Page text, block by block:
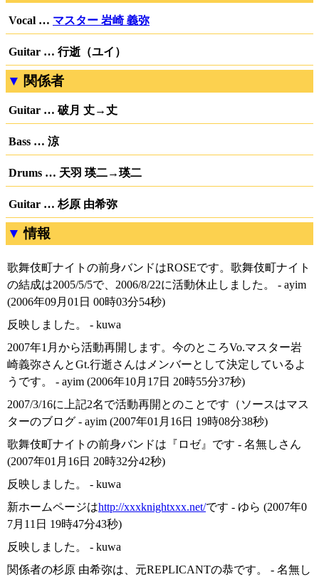
Vocal … マスター 岩崎 義弥
Guitar … 行逝（ユイ）
関係者
Guitar … 破月 丈→丈
Bass … 涼
Drums … 天羽 瑛二→瑛二
Guitar … 杉原 由希弥
情報
歌舞伎町ナイトの前身バンドはROSEです。歌舞伎町ナイト
の結成は2005/5/5で、2006/8/22に活動休止しました。 - ayim
(2006年09月01日 00時03分54秒)
反映しました。 - kuwa
2007年1月から活動再開します。今のところVo.マスター岩
崎義弥さんとGt.行逝さんはメンバーとして決定しているよ
うです。 - ayim (2006年10月17日 20時55分37秒)
2007/3/16に上記2名で活動再開とのことです（ソースはマス
ターのブログ - ayim (2007年01月16日 19時08分38秒)
歌舞伎町ナイトの前身バンドは『ロゼ』です - 名無しさん
(2007年01月16日 20時32分42秒)
反映しました。 - kuwa
新ホームページはhttp://xxxknightxxx.net/です - ゆら (2007年0
7月11日 19時47分43秒)
反映しました。 - kuwa
関係者の杉原 由希弥は、元REPLICANTの恭です。 - 名無し